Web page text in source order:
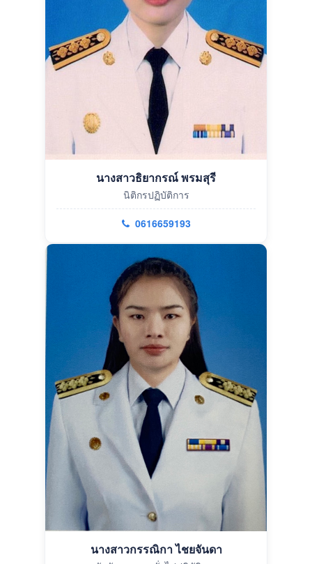
นางสาวธิยากรณ์ พรมสุรี
นิติกรปฏิบัติการ
0616659193
นางสาวกรรณิกา ไชยจันดา